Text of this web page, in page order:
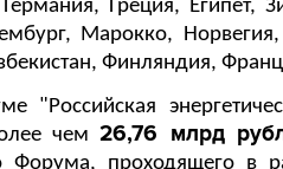
Греция, Египет,
Марокко,
Финляндия,
"Российская
чем26,76 млрд
Форума, проходящего в